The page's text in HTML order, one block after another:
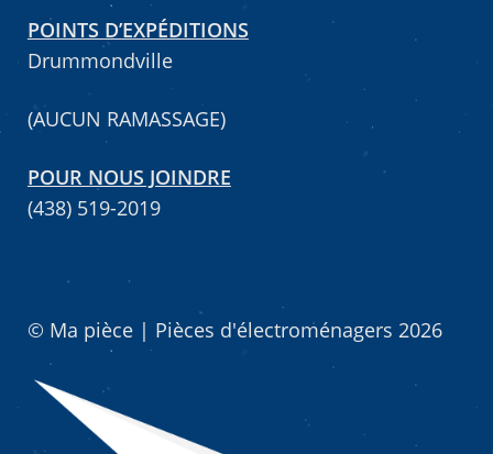
POINTS D’EXPÉDITIONS
Drummondville
(AUCUN RAMASSAGE)
POUR NOUS JOINDRE
(438) 519-2019
© Ma pièce | Pièces d'électroménagers 2026